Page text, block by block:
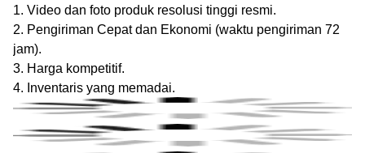
1. Video dan foto produk resolusi tinggi resmi.
2. Pengiriman Cepat dan Ekonomi (waktu pengiriman 72
jam).
3. Harga kompetitif.
4. Inventaris yang memadai.